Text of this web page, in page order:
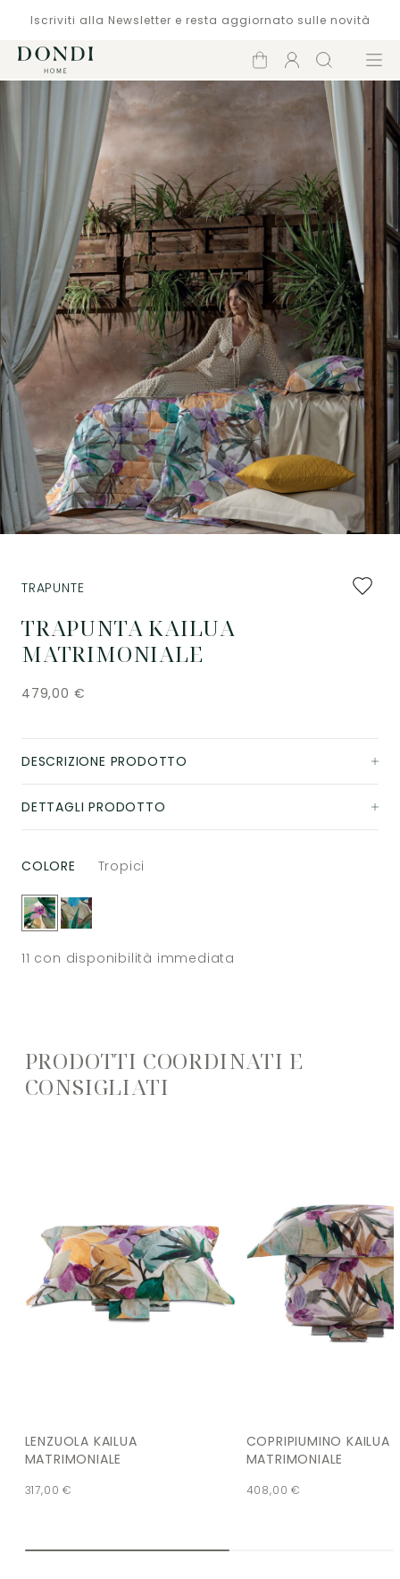
Iscriviti alla Newsletter e resta aggiornato sulle novità
Carrello
Account
Cerca Menù
TRAPUNTA KAILUA
MATRIMONIALE
TRAPUNTE
479,00 €
DESCRIZIONE PRODOTTO
DETTAGLI PRODOTTO
COLORE Tropici
11 con disponibilità immediata
PRODOTTI COORDINATI E
CONSIGLIATI
LENZUOLA KAILUA
MATRIMONIALE
317,00€
COPRIPIUMINO KAILUA
MATRIMONIALE
408,00€